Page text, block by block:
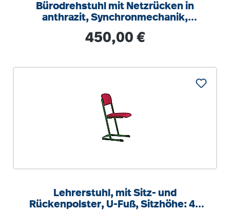
Bürodrehstuhl mit Netzrücken in
anthrazit, Synchronmechanik,
Regulärer Preis:
450,00 €
Lehrerstuhl, mit Sitz- und
Rückenpolster, U-Fuß, Sitzhöhe: 46